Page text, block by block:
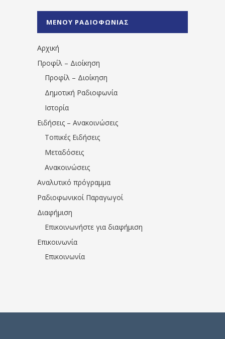
1531194763766854/" artist="" ]
ΜΕΝΟΥ ΡΑΔΙΟΦΩΝΙΑΣ
Αρχική
Προφίλ – Διοίκηση
Προφίλ – Διοίκηση
Δημοτική Ραδιοφωνία
Ιστορία
Ειδήσεις – Ανακοινώσεις
Τοπικές Ειδήσεις
Μεταδόσεις
Ανακοινώσεις
Αναλυτικό πρόγραμμα
Ραδιοφωνικοί Παραγωγοί
Διαφήμιση
Επικοινωνήστε για διαφήμιση
Επικοινωνία
Επικοινωνία